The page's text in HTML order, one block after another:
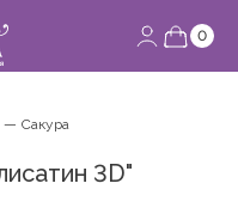
0
Сакура
3D"